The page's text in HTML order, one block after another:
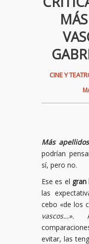
CINE Y
Más
podrían
sí, pero no.
Ese es el gran
las
cebo «de los
vascos…».
evitar, las